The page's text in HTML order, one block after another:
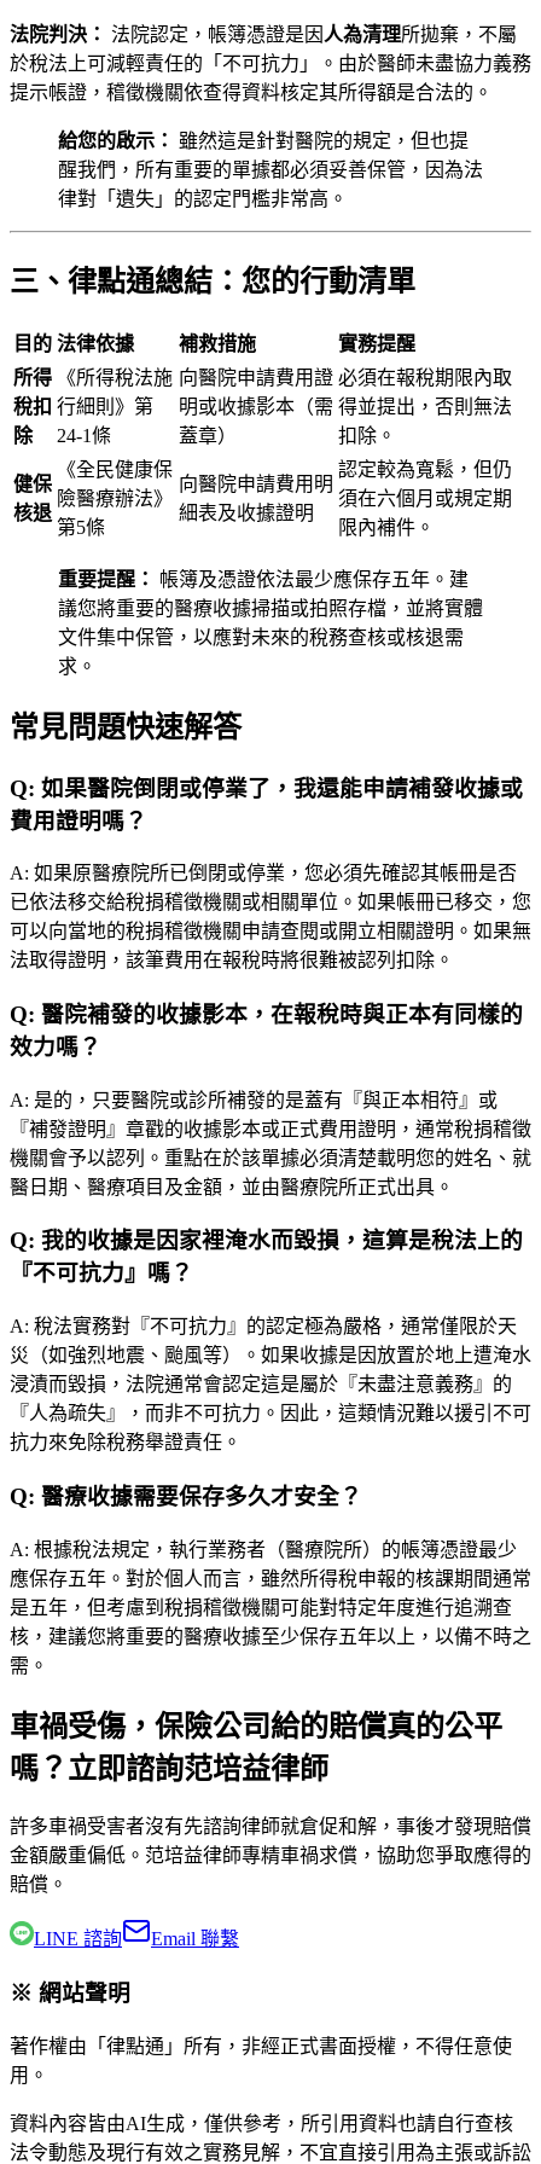
法院判決： 法院認定，帳簿憑證是因 人為清理所拋棄，不屬
於稅法上可減輕責任的「不可抗力」。由於醫師未盡協力義務
提示帳證，稽徵機關依查得資料核定其所得額是合法的。
給您的啟示：
雖然這是針對醫院的規定，但也提
醒我們，所有重要的單據都必須妥善保管，因為法
律對「遺失」的認定門檻非常高。
三、律點通總結：您的行動清單
目的 法律依據 補救措施
實務提醒
所得
稅扣
除
《所得稅法施
行細則》第
24-1條
向醫院申請費用證
明或收據影本（需
蓋章）
必須在報稅期限內取
得並提出，否則無法
扣除。
健保
核退
《全民健康保
險醫療辦法》
第5條
向醫院申請費用明
細表及收據證明
認定較為寬鬆，但仍
須在六個月或規定期
限內補件。
重要提醒：
帳簿及憑證依法最少應保存五年。建
議您將重要的醫療收據掃描或拍照存檔，並將實體
文件集中保管，以應對未來的稅務查核或核退需
求。
常見問題快速解答
Q: 如果醫院倒閉或停業了，我還能申請補發收據或
費用證明嗎？
A: 如果原醫療院所已倒閉或停業，您必須先確認其帳冊是否
已依法移交給稅捐稽徵機關或相關單位。如果帳冊已移交，您
可以向當地的稅捐稽徵機關申請查閱或開立相關證明。如果無
法取得證明，該筆費用在報稅時將很難被認列扣除。
Q: 醫院補發的收據影本，在報稅時與正本有同樣的
效力嗎？
A: 是的，只要醫院或診所補發的是蓋有『與正本相符』或
『補發證明』章戳的收據影本或正式費用證明，通常稅捐稽徵
機關會予以認列。重點在於該單據必須清楚載明您的姓名、就
醫日期、醫療項目及金額，並由醫療院所正式出具。
Q: 我的收據是因家裡淹水而毀損，這算是稅法上的
『不可抗力』嗎？
A: 稅法實務對『不可抗力』的認定極為嚴格，通常僅限於天
災（如強烈地震、颱風等）。如果收據是因放置於地上遭淹水
浸漬而毀損，法院通常會認定這是屬於『未盡注意義務』的
『人為疏失』，而非不可抗力。因此，這類情況難以援引不可
抗力來免除稅務舉證責任。
Q: 醫療收據需要保存多久才安全？
A: 根據稅法規定，執行業務者（醫療院所）的帳簿憑證最少
應保存五年。對於個人而言，雖然所得稅申報的核課期間通常
是五年，但考慮到稅捐稽徵機關可能對特定年度進行追溯查
核，建議您將重要的醫療收據至少保存五年以上，以備不時之
需。
車禍受傷，保險公司給的賠償真的公平
嗎？立即諮詢范培益律師
許多車禍受害者沒有先諮詢律師就倉促和解，事後才發現賠償
金額嚴重偏低。 范培益律師專精車禍求償，協助您爭取應得的
賠償。
LINE 諮詢 Email 聯繫
※ 網站聲明
著作權由「律點通」所有，非經正式書面授權，不得任意使
用。
資料內容皆由AI生成，僅供參考，所引用資料也請自行查核
法令動態及現行有效之實務見解，不宜直接引用為主張或訴訟